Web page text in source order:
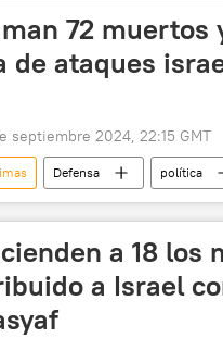
72
de ataques
septiembre 2024, 22:15 GMT
Defensa política
Hamás ataques
a 18 los
a Israel